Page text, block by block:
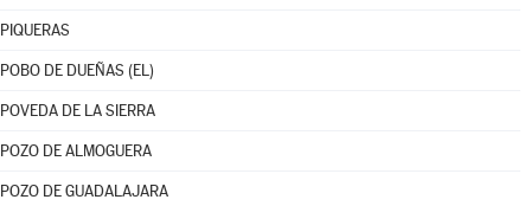
PIQUERAS
POBO DE DUEÑAS (EL)
POVEDA DE LA SIERRA
POZO DE ALMOGUERA
POZO DE GUADALAJARA